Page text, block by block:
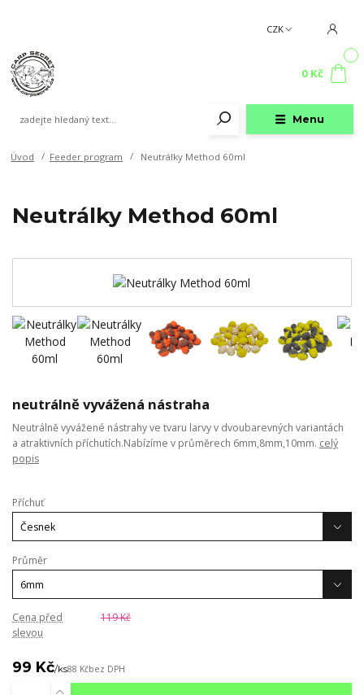
Menu
CZK
0 Kč
Úvod Feeder program Neutrálky Method 60ml
Neutrálky Method 60ml
neutrálně vyvážená nástraha
Neutrálně vyvážené nástrahy ve tvaru larvy v dvoubarevných variantách
a atraktivních příchutích.Nabízíme v průměrech 6mm,8mm,10mm. celý
popis
Příchuť
Průměr
Cena před
slevou
119 Kč
99 Kč/ks88 Kčbez DPH